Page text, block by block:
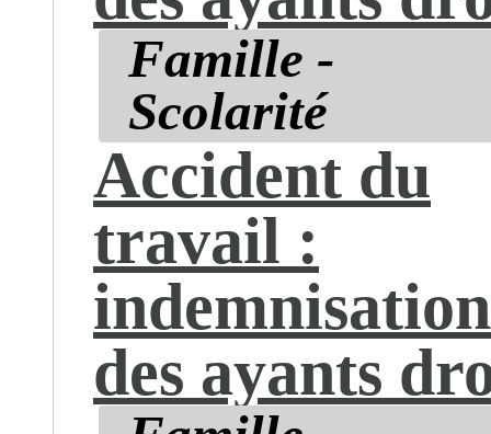
Famille -
Scolarité
Accident du
travail :
indemnisation
des ayants